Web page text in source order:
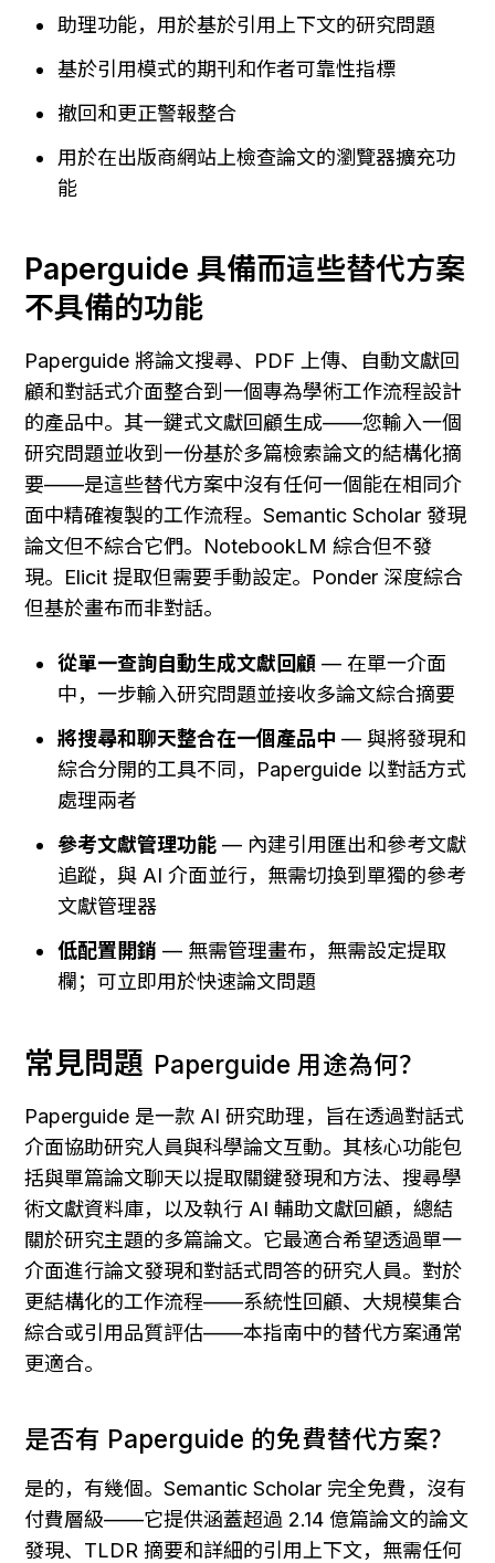
助理功能，用於基於引用上下文的研究問題
基於引用模式的期刊和作者可靠性指標
撤回和更正警報整合
用於在出版商網站上檢查論文的瀏覽器擴充功
能
Paperguide 具備而這些替代方案
不具備的功能
Paperguide 將論文搜尋、PDF 上傳、自動文獻回
顧和對話式介面整合到一個專為學術工作流程設計
的產品中。其一鍵式文獻回顧生成——您輸入一個
研究問題並收到一份基於多篇檢索論文的結構化摘
要——是這些替代方案中沒有任何一個能在相同介
面中精確複製的工作流程。Semantic Scholar 發現
論文但不綜合它們。NotebookLM 綜合但不發
現。Elicit 提取但需要手動設定。Ponder 深度綜合
但基於畫布而非對話。
從單一查詢自動生成文獻回顧 — 在單一介面
中，一步輸入研究問題並接收多論文綜合摘要
將搜尋和聊天整合在一個產品中 — 與將發現和
綜合分開的工具不同，Paperguide 以對話方式
處理兩者
參考文獻管理功能 — 內建引用匯出和參考文獻
追蹤，與 AI 介面並行，無需切換到單獨的參考
文獻管理器
低配置開銷 — 無需管理畫布，無需設定提取
欄；可立即用於快速論文問題
常見問題 Paperguide 用途為何？
Paperguide 是一款 AI 研究助理，旨在透過對話式
介面協助研究人員與科學論文互動。其核心功能包
括與單篇論文聊天以提取關鍵發現和方法、搜尋學
術文獻資料庫，以及執行 AI 輔助文獻回顧，總結
關於研究主題的多篇論文。它最適合希望透過單一
介面進行論文發現和對話式問答的研究人員。對於
更結構化的工作流程——系統性回顧、大規模集合
綜合或引用品質評估——本指南中的替代方案通常
更適合。
是否有 Paperguide 的免費替代方案？
是的，有幾個。Semantic Scholar 完全免費，沒有
付費層級——它提供涵蓋超過 2.14 億篇論文的論文
發現、TLDR 摘要和詳細的引用上下文，無需任何